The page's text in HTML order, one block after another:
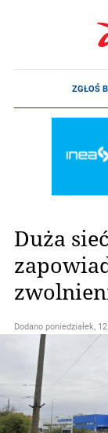
Duża
Dodano poniedziałek,